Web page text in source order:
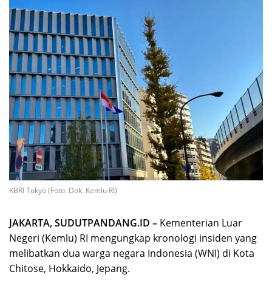
KBRI Tokyo (Foto: Dok. Kemlu RI)
JAKARTA, SUDUTPANDANG.ID – Kementerian Luar
Negeri (Kemlu) RI mengungkap kronologi insiden yang
melibatkan dua warga negara Indonesia (WNI) di Kota
Chitose, Hokkaido, Jepang.